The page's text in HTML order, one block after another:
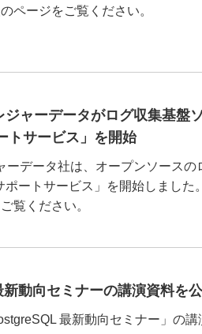
ページをご覧ください。
ャーデータがログ収集基盤
トサービス」を開始
ーデータ社は、オープンソース
ートサービス」を開始しました。
覧ください。
動向セミナーの講演資料を
最新動向セミナー」の